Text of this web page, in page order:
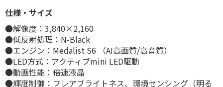
仕様・サイズ
●解像度：3,840×2,160
●低反射処理：N-Black
●エンジン：Medalist S6 （AI高画質/高音質）
●LED方式：アクティブmini LED駆動
●動画性能：倍速液晶
●輝度制御：フレアブライトネス、環境センシング（明る